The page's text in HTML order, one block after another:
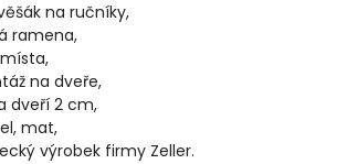
na ručníky,
ramena,
na dveře,
dveří 2 cm,
mat,
výrobek firmy Zeller.